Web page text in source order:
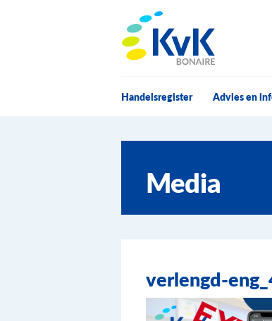
Handelsregister Advies en
Media
verlengd-